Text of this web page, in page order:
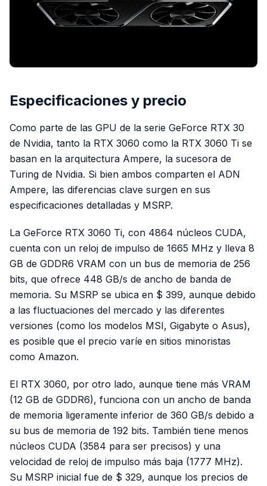
Especificaciones y precio
Como parte de las GPU de la serie GeForce RTX 30
de Nvidia, tanto la RTX 3060 como la RTX 3060 Ti se
basan en la arquitectura Ampere, la sucesora de
Turing de Nvidia. Si bien ambos comparten el ADN
Ampere, las diferencias clave surgen en sus
especificaciones detalladas y MSRP.
La GeForce RTX 3060 Ti, con 4864 núcleos CUDA,
cuenta con un reloj de impulso de 1665 MHz y lleva 8
GB de GDDR6 VRAM con un bus de memoria de 256
bits, que ofrece 448 GB/s de ancho de banda de
memoria. Su MSRP se ubica en $ 399, aunque debido
a las fluctuaciones del mercado y las diferentes
versiones (como los modelos MSI, Gigabyte o Asus),
es posible que el precio varíe en sitios minoristas
como Amazon.
El RTX 3060, por otro lado, aunque tiene más VRAM
(12 GB de GDDR6), funciona con un ancho de banda
de memoria ligeramente inferior de 360 ​​GB/s debido a
su bus de memoria de 192 bits. También tiene menos
núcleos CUDA (3584 para ser precisos) y una
velocidad de reloj de impulso más baja (1777 MHz).
Su MSRP inicial fue de $ 329, aunque los precios de